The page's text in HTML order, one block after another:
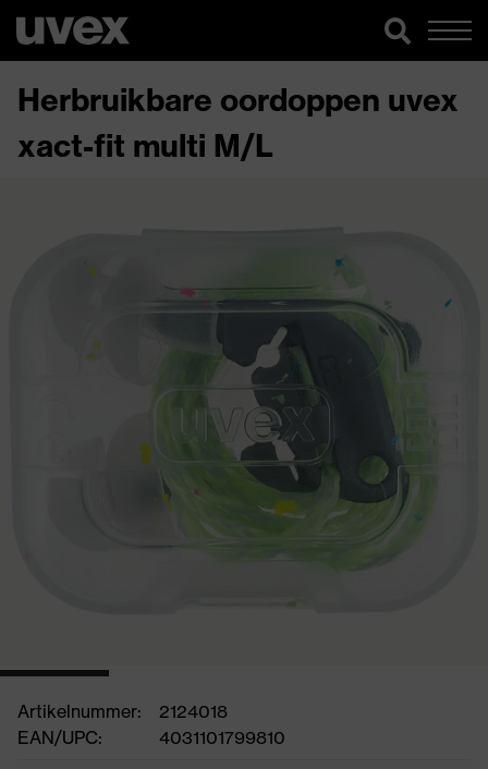
Herbruikbare oordoppen uvex
xact-fit multi M/L
Artikelnummer:
2124018
EAN/UPC:
4031101799810